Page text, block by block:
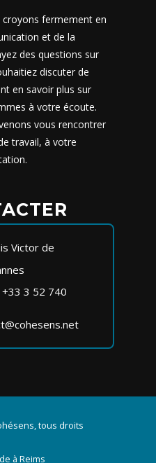
croyons fermement en
et de la
des questions sur
discuter de
en savoir plus sur
à votre écoute.
vous rencontrer
travail, à votre
Victor de
+33 3 52 740
tous droits
à Reims